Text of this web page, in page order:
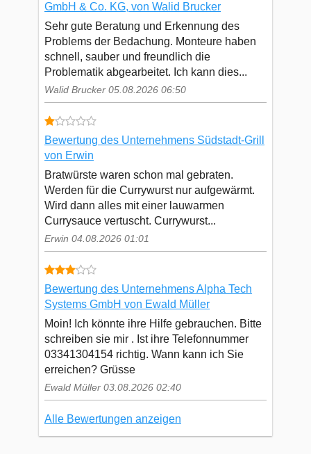
GmbH & Co. KG, von Walid Brucker
Sehr gute Beratung und Erkennung des
Problems der Bedachung. Monteure haben
schnell, sauber und freundlich die
Problematik abgearbeitet. Ich kann dies...
Walid Brucker 05.08.2026 06:50
Bewertung des Unternehmens Südstadt-Grill
von Erwin
Bratwürste waren schon mal gebraten.
Werden für die Currywurst nur aufgewärmt.
Wird dann alles mit einer lauwarmen
Currysauce vertuscht. Currywurst...
Erwin 04.08.2026 01:01
Bewertung des Unternehmens Alpha Tech
Systems GmbH von Ewald Müller
Moin! Ich könnte ihre Hilfe gebrauchen. Bitte
schreiben sie mir . Ist ihre Telefonnummer
03341304154 richtig. Wann kann ich Sie
erreichen? Grüsse
Ewald Müller 03.08.2026 02:40
Alle Bewertungen anzeigen